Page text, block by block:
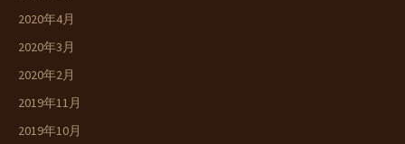
2020年4月
2020年3月
2020年2月
2019年11月
2019年10月